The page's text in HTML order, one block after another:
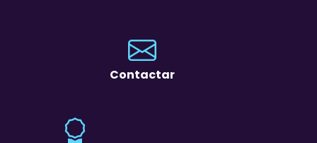
Contactar